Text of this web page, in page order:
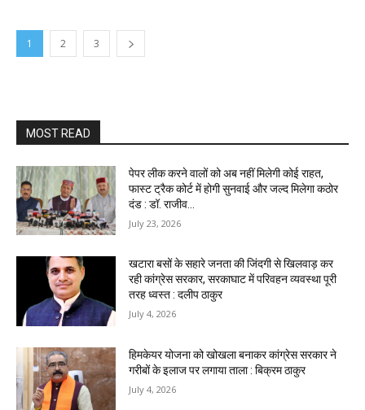
1 2 3
MOST READ
पेपर लीक करने वालों को अब नहीं मिलेगी कोई राहत,
फास्ट ट्रैक कोर्ट में होगी सुनवाई और जल्द मिलेगा कठोर
दंड : डॉ. राजीव...
July 23, 2026
खटारा बसों के सहारे जनता की जिंदगी से खिलवाड़ कर
रही कांग्रेस सरकार, सरकाघाट में परिवहन व्यवस्था पूरी
तरह ध्वस्त : दलीप ठाकुर
July 4, 2026
हिमकेयर योजना को खोखला बनाकर कांग्रेस सरकार ने
गरीबों के इलाज पर लगाया ताला : बिक्रम ठाकुर
July 4, 2026